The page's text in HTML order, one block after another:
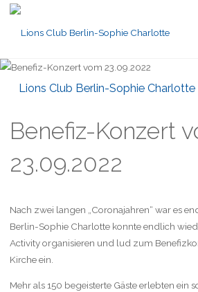
Lions Club Berlin-Sophie Charlotte
Benefiz-Konzert
23.09.2022
Nach zwei langen „Coronajahren“ war es
Berlin-Sophie Charlotte konnte endlich
Activity organisieren und lud zum
Kirche ein.
Mehr als 150 begeisterte Gäste erlebten ein